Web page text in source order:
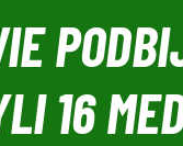
16